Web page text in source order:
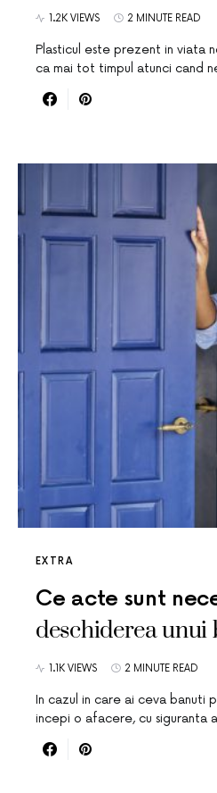
1.2K VIEWS 2 MINUTE READ
Plasticul este prezent in viata
ca mai tot timpul atunci cand
EXTRA
Ce acte sunt
deschiderea unui
1.1K VIEWS 2 MINUTE READ
In cazul in care ai ceva banuti
incepi o afacere, cu siguranta